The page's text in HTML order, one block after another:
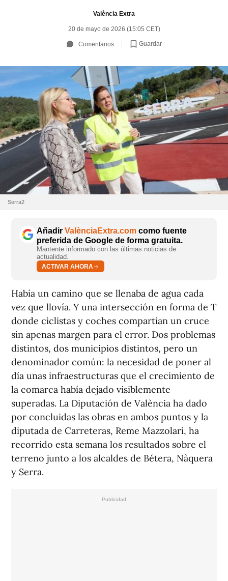
València Extra
20 de mayo de 2026 (15:05 CET)
Comentarios Guardar
Serra2
Añadir ValènciaExtra.com como fuente
preferida de Google de forma gratuita.
Mantente informado con las últimas noticias de
actualidad.
ACTIVAR AHORA
Había un camino que se llenaba de agua cada
vez que llovía. Y una intersección en forma de T
donde ciclistas y coches compartían un cruce
sin apenas margen para el error. Dos problemas
distintos, dos municipios distintos, pero un
denominador común: la necesidad de poner al
día unas infraestructuras que el crecimiento de
la comarca había dejado visiblemente
superadas. La Diputación de València ha dado
por concluidas las obras en ambos puntos y la
diputada de Carreteras, Reme Mazzolari, ha
recorrido esta semana los resultados sobre el
terreno junto a los alcaldes de Bétera, Nàquera
y Serra.